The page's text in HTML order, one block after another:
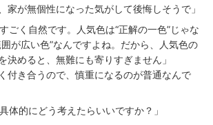
家が無個性になった気がして後悔しそうで」
ごく自然です。人気色は“正解の一色”じゃな
が広い色”なんですよね。だから、人気色の
決めると、無難にも寄りすぎません」
付き合うので、慎重になるのが普通なんで
体的にどう考えたらいいですか？」